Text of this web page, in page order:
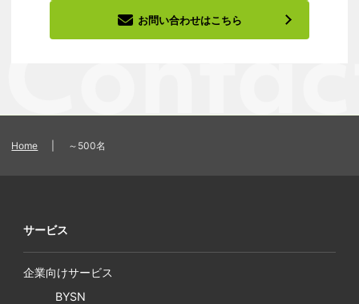
お問い合わせはこちら
Home ～500名
サービス
企業向けサービス
BYSN